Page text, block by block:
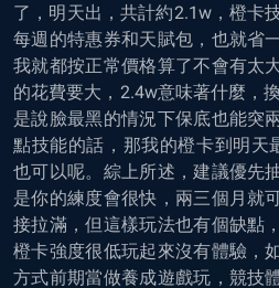
了，明天出，共計約2.1w，橙卡
每週的特惠券和天賦包，也就省
我就都按正常價格算了不會有太
的花費要大，2.4w意味著什麼，
是說臉最黑的情況下保底也能突
點技能的話，那我的橙卡到明天
也可以呢。綜上所述，建議優先
是你的練度會很快，兩三個月就
接拉滿，但這樣玩法也有個缺點
橙卡強度很低玩起來沒有體驗，
方式前期當做養成遊戲玩，競技